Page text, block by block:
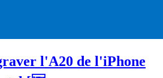
l'A20 de l'iPhone